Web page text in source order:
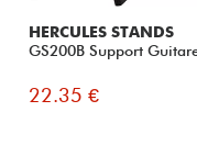
HERCULES STANDS
GS200B Support
22.35 €